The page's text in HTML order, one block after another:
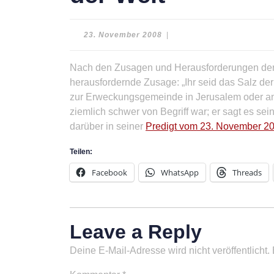
23. November 2008 23.
Nach den Zusagen und Herausforderungen
herausfordernde Zusage: „Ihr seid das Salz
zur Erweckungsgemeinde in Jerusalem oder
ziemlich schwer von Begriff war; er sagt es
darüber in seiner Predigt vom 23. November
Teilen:
Facebook WhatsApp Threads
Leave a Reply
Deine E-Mail-Adresse wird nicht veröffentlicht.